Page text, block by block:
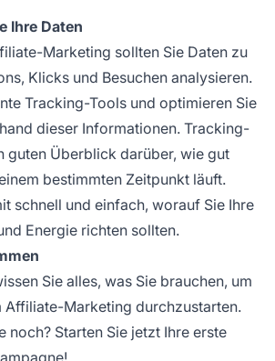
Ihre Daten
Marketing sollten Sie Daten zu
Klicks und Besuchen analysieren.
Tracking-Tools und optimieren Sie
dieser Informationen. Tracking-
guten Überblick darüber, wie gut
bestimmten Zeitpunkt läuft.
schnell und einfach, worauf Sie Ihre
Energie richten sollten.
Sie alles, was Sie brauchen, um
Affiliate-Marketing durchzustarten.
noch? Starten Sie jetzt Ihre erste